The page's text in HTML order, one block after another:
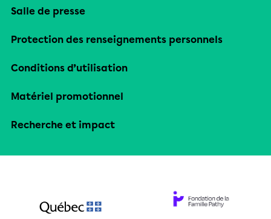
Salle de presse
Protection des renseignements personnels
Conditions d’utilisation
Matériel promotionnel
Recherche et impact